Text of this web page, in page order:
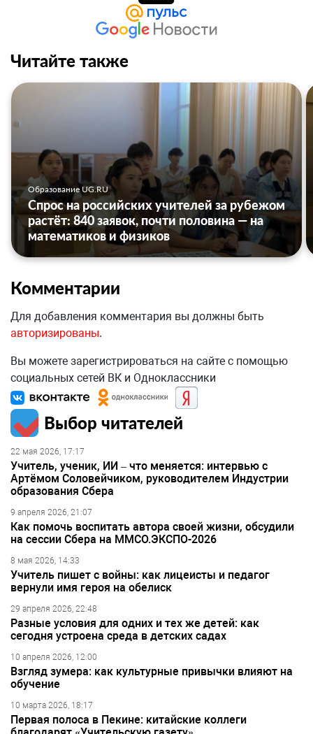
Читайте также
Образование UG.RU
Спрос на российских учителей за рубежом
растёт: 840 заявок, почти половина — на
математиков и физиков
Комментарии
Для добавления комментария вы должны быть
авторизированы.
Вы можете зарегистрироваться на сайте с помощью
социальных сетей ВК и Одноклассники
Выбор читателей
22 мая 2026, 17:17
Учитель, ученик, ИИ – что меняется: интервью с
Артёмом Соловейчиком, руководителем Индустрии
образования Сбера
9 апреля 2026, 21:07
Как помочь воспитать автора своей жизни, обсудили
на сессии Сбера на ММСО.ЭКСПО-2026
8 мая 2026, 14:33
Учитель пишет с войны: как лицеисты и педагог
вернули имя героя на обелиск
29 апреля 2026, 22:48
Разные условия для одних и тех же детей: как
сегодня устроена среда в детских садах
10 апреля 2026, 12:00
Взгляд зумера: как культурные привычки влияют на
обучение
10 марта 2026, 18:17
Первая полоса в Пекине: китайские коллеги